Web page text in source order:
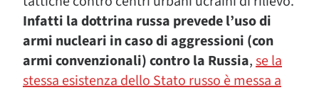
Infatti la dottrina russa prevede l’uso di
armi nucleari in caso di aggressioni (con
armi convenzionali) contro la Russia,se la
stessa esistenza dello Stato russo è messa a